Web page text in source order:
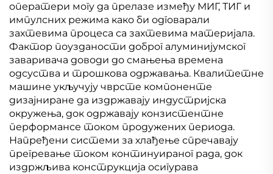
оператери могу да прелазе између МИГ, ТИГ и
импулсних режима како би одговарали
захтевима процеса са захтевима материјала.
Фактор поузданости доброг алуминијумског
заваривача доводи до смањења времена
одсуства и трошкова одржавања. Квалитетне
машине укључују чврсте компоненте
дизајниране да издржавају индустријска
окружења, док одржавају конзистентне
перформансе током продужених периода.
Напређени системи за хлађење спречавају
прегревање током континуираног рада, док
издржљива конструкција осигурава